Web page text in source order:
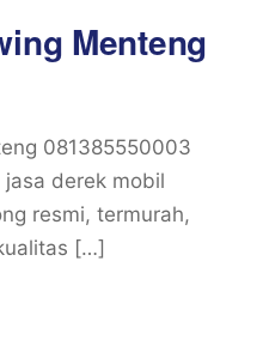
Menteng
081385550003
derek mobil
resmi, termurah,
[…]